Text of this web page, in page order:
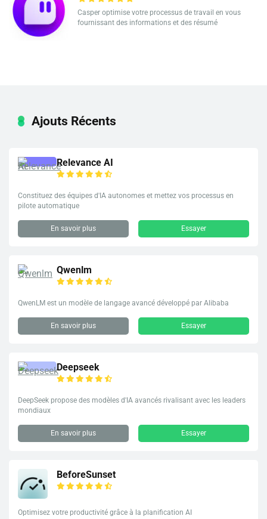
Casper optimise votre processus de travail en vous
fournissant des informations et des résumé
Ajouts Récents
Relevance AI
Constituez des équipes d'IA autonomes et mettez vos processus en
pilote automatique
En savoir plus Essayer
Qwenlm
QwenLM est un modèle de langage avancé développé par Alibaba
En savoir plus Essayer
Deepseek
DeepSeek propose des modèles d'IA avancés rivalisant avec les leaders
mondiaux
En savoir plus Essayer
BeforeSunset
Optimisez votre productivité grâce à la planification AI